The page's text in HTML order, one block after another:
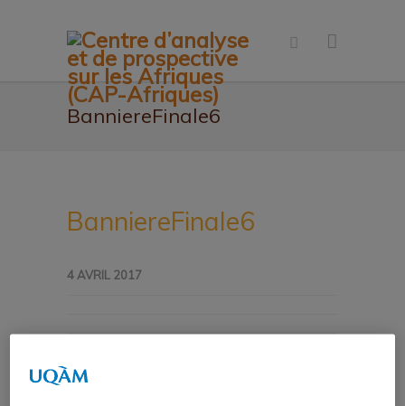
BanniereFinale6
BanniereFinale6
4 AVRIL 2017